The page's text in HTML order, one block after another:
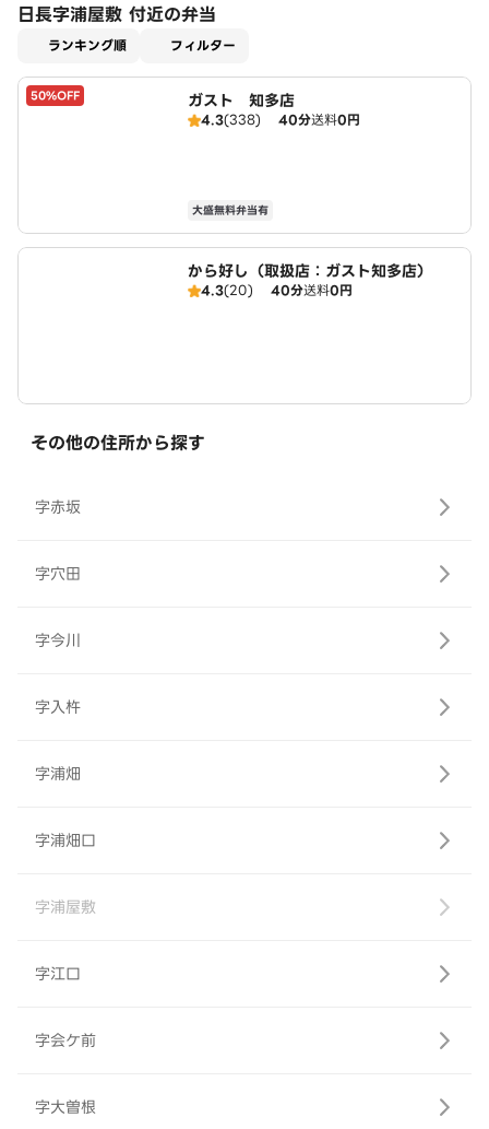
日長字浦屋敷 付近の弁当
ランキング順 フィルター
50%OFF ガスト 知多店
4.3(338) 40分送料0円
大盛無料弁当有
から好し（取扱店：ガスト知多店）
4.3(20) 40分送料0円
その他の住所から探す
字赤坂
字穴田
字今川
字入杵
字浦畑
字浦畑口
字浦屋敷
字江口
字会ケ前
字大曽根